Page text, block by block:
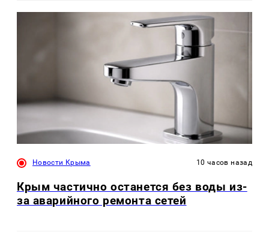
Новости Крыма 10 часов назад
Крым частично останется без воды из-
за аварийного ремонта сетей